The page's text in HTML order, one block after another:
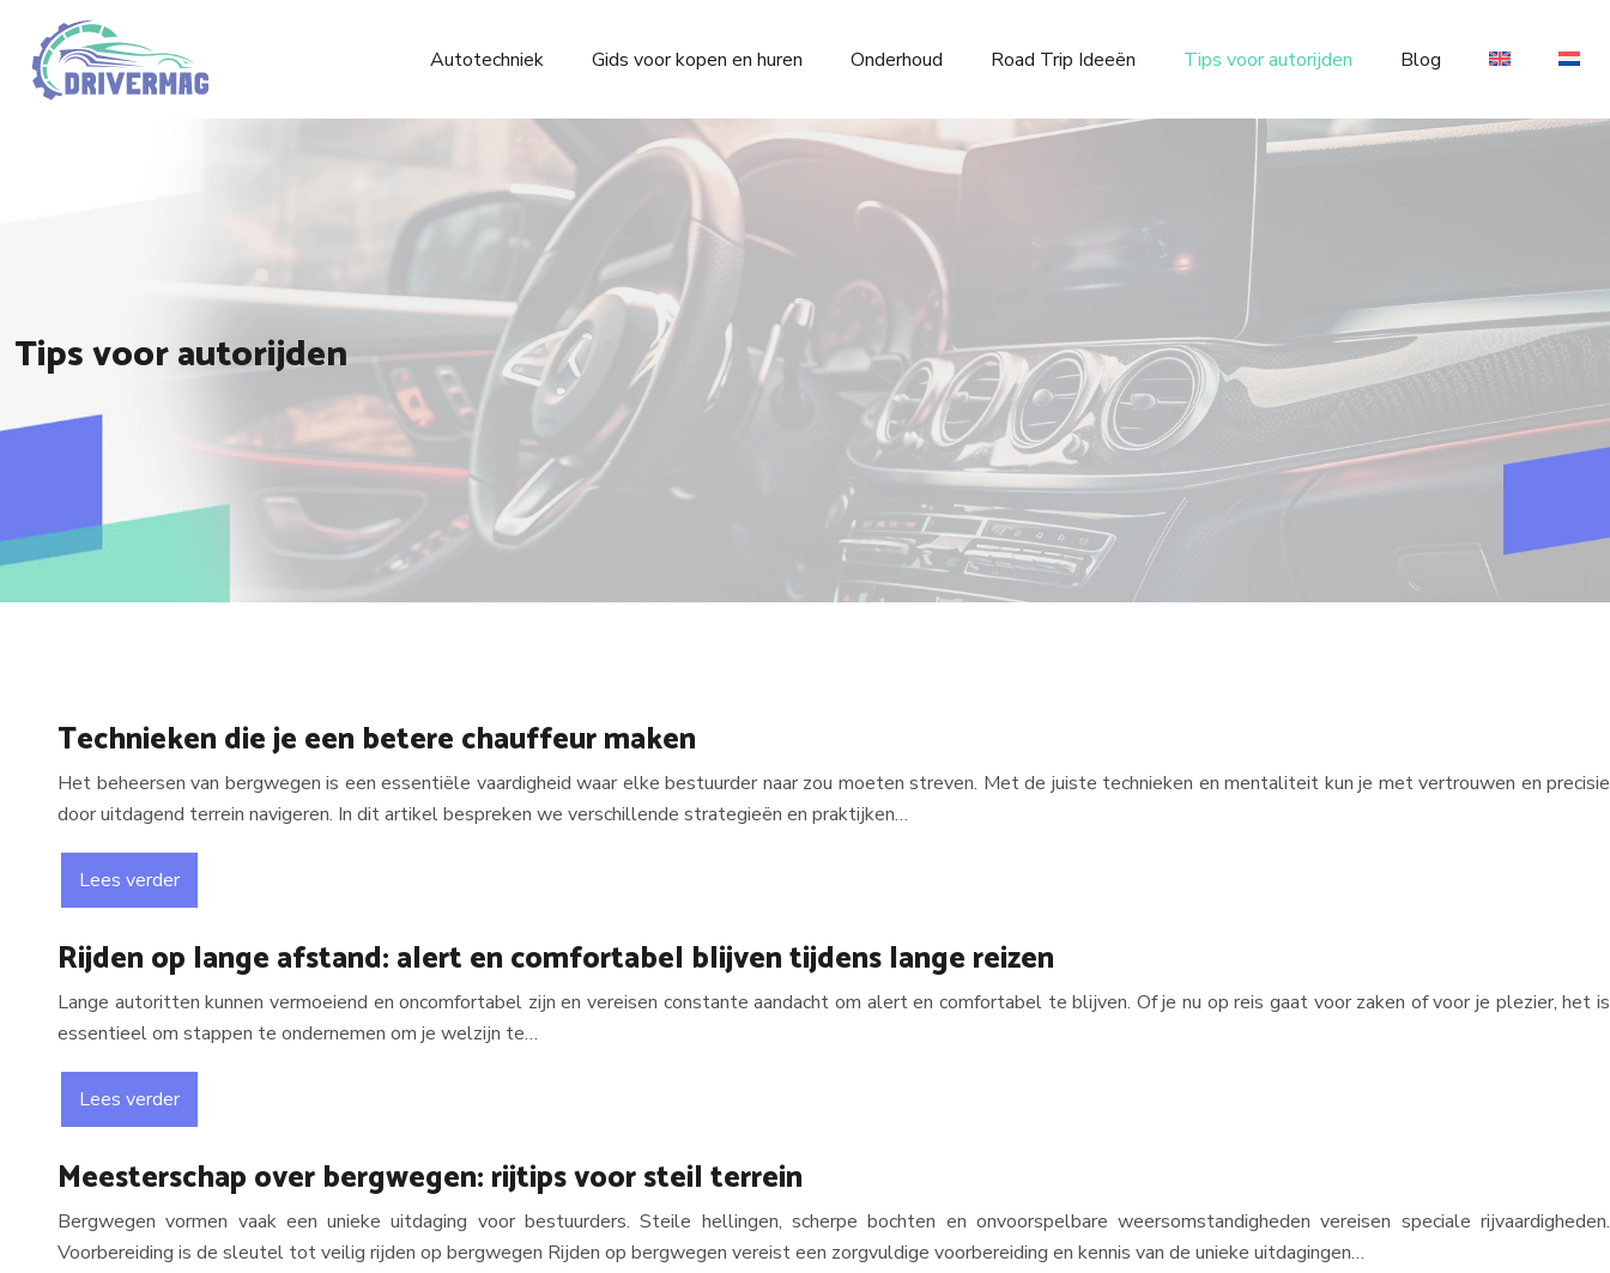
Autotechniek Gids voor kopen en huren Onderhoud Road Trip Ideeën Tips voor autorijden Blog
Tips voor autorijden
Technieken die je een betere chauffeur maken
Het beheersen van bergwegen is een essentiële vaardigheid waar elke bestuurder naar zou moeten streven. Met de juiste technieken en mentaliteit kun je met vertrouwen en precisie
door uitdagend terrein navigeren. In dit artikel bespreken we verschillende strategieën en praktijken…
Lees verder
Rijden op lange afstand: alert en comfortabel blijven tijdens lange reizen
Lange autoritten kunnen vermoeiend en oncomfortabel zijn en vereisen constante aandacht om alert en comfortabel te blijven. Of je nu op reis gaat voor zaken of voor je plezier, het is
essentieel om stappen te ondernemen om je welzijn te…
Lees verder
Meesterschap over bergwegen: rijtips voor steil terrein
Bergwegen vormen vaak een unieke uitdaging voor bestuurders. Steile hellingen, scherpe bochten en onvoorspelbare weersomstandigheden vereisen speciale rijvaardigheden.
Voorbereiding is de sleutel tot veilig rijden op bergwegen Rijden op bergwegen vereist een zorgvuldige voorbereiding en kennis van de unieke uitdagingen…